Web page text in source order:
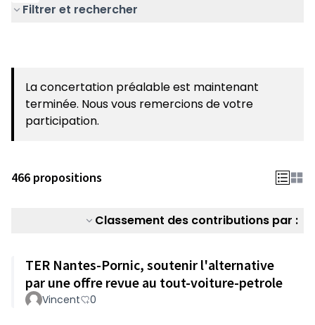
Filtrer et rechercher
La concertation préalable est maintenant
terminée. Nous vous remercions de votre
participation.
466 propositions
Classement des contributions par :
TER Nantes-Pornic, soutenir l'alternative
par une offre revue au tout-voiture-petrole
Vincent 0